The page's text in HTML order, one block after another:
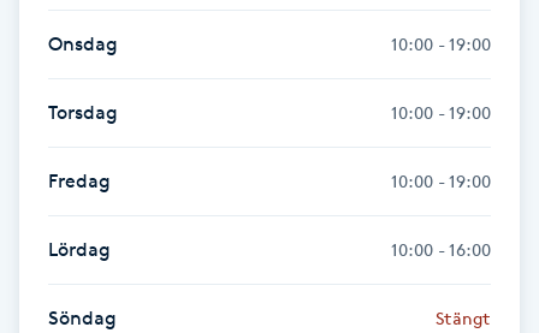
Gel naglar
Gelenaglar
Gellack
Gellack med förstärkning
Gravidmassage
Onsdag 10:00 - 19:00
Torsdag 10:00 - 19:00
Fredag 10:00 - 19:00
Lördag 10:00 - 16:00
Söndag Stängt